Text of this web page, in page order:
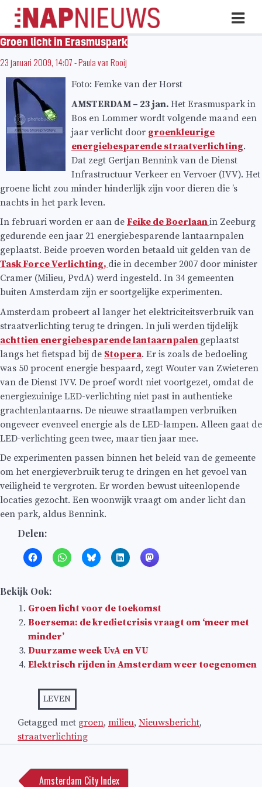
Skip
naar
inhoud
Groen licht in Erasmuspark
23 januari 2009, 14:07-Paula van Rooij
Foto: Femke van der Horst
AMSTERDAM – 23 jan. Het Erasmuspark in
Bos en Lommer wordt volgende maand een
jaar verlicht door groenkleurige
energiebesparende straatverlichting.
Dat zegt Gertjan Bennink van de Dienst
Infrastructuur Verkeer en Vervoer (IVV). Het
groene licht zou minder hinderlijk zijn voor dieren die ’s
nachts in het park leven.
In februari worden er aan de Feike de Boerlaanin Zeeburg
gedurende een jaar 21 energiebesparende lantaarnpalen
geplaatst. Beide proeven worden betaald uit gelden van de
Task Force Verlichting, die in december 2007 door minister
Cramer (Milieu, PvdA) werd ingesteld. In 34 gemeenten
buiten Amsterdam zijn er soortgelijke experimenten.
Amsterdam probeert al langer het elektriciteitsverbruik van
straatverlichting terug te dringen. In juli werden tijdelijk
achttien energiebesparende lantaarnpalen geplaatst
langs het fietspad bij de Stopera. Er is zoals de bedoeling
was 50 procent energie bespaard, zegt Wouter van Zwieteren
van de Dienst IVV. De proef wordt niet voortgezet, omdat de
energiezuinige LED-verlichting niet past in authentieke
grachtenlantaarns. De nieuwe straatlampen verbruiken
ongeveer evenveel energie als de LED-lampen. Alleen gaat de
LED-verlichting geen twee, maar tien jaar mee.
De experimenten passen binnen het beleid van de gemeente
om het energieverbruik terug te dringen en het gevoel van
veiligheid te vergroten. Er worden bewust uiteenlopende
locaties gezocht. Een woonwijk vraagt om ander licht dan
een park, aldus Bennink.
Delen:
Bekijk Ook:
Groen licht voor de toekomst
Boersema: de kredietcrisis vraagt om ‘meer met
minder’
Duurzame week UvA en VU
Elektrisch rijden in Amsterdam weer toegenomen
LEVEN
Getagged met groen, milieu, Nieuwsbericht,
straatverlichting
navigatie
Amsterdam City Index